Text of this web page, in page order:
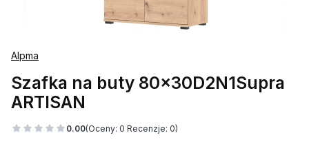
Alpma
Szafka na buty 80x30D2N1Supra
ARTISAN
0.00(Oceny: 0 Recenzje: 0)